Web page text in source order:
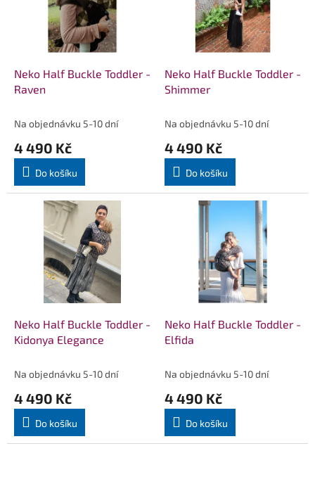
Neko Half Buckle Toddler -
Raven
Na objednávku 5-10 dní
4 490 Kč
Do košíku
Neko Half Buckle Toddler -
Shimmer
Na objednávku 5-10 dní
4 490 Kč
Do košíku
Neko Half Buckle Toddler -
Kidonya Elegance
Na objednávku 5-10 dní
4 490 Kč
Do košíku
Neko Half Buckle Toddler -
Elfida
Na objednávku 5-10 dní
4 490 Kč
Do košíku